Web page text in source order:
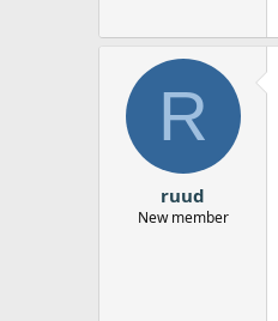
R
ruud
New member